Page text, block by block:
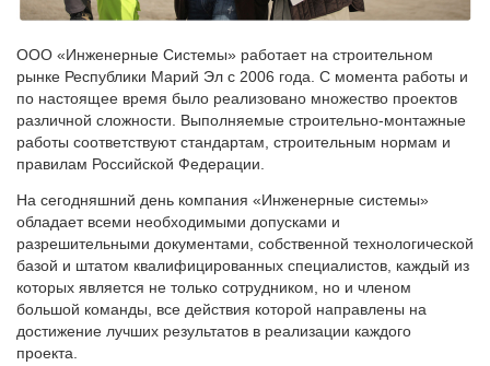
ООО «Инженерные Системы» работает на строительном
рынке Республики Марий Эл с 2006 года. С момента работы и
по настоящее время было реализовано множество проектов
различной сложности. Выполняемые строительно-монтажные
работы соответствуют стандартам, строительным нормам и
правилам Российской Федерации.
На сегодняшний день компания «Инженерные системы»
обладает всеми необходимыми допусками и
разрешительными документами, собственной технологической
базой и штатом квалифицированных специалистов, каждый из
которых является не только сотрудником, но и членом
большой команды, все действия которой направлены на
достижение лучших результатов в реализации каждого
проекта.